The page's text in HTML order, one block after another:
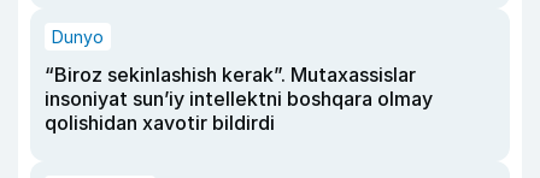
Dunyo
“Biroz sekinlashish kerak”. Mutaxassislar
insoniyat sun’iy intellektni boshqara olmay
qolishidan xavotir bildirdi